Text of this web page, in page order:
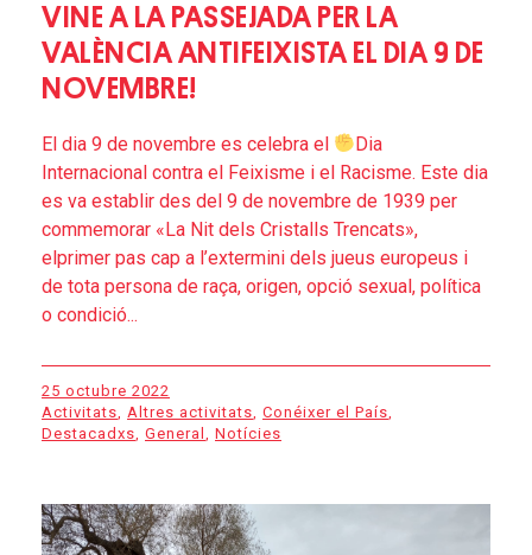
VINE A LA PASSEJADA PER LA
VALÈNCIA ANTIFEIXISTA EL DIA 9 DE
NOVEMBRE!
El dia 9 de novembre es celebra el
Dia
Internacional contra el Feixisme i el Racisme. Este dia
es va establir des del 9 de novembre de 1939 per
commemorar «La Nit dels Cristalls Trencats»,
elprimer pas cap a l’extermini dels jueus europeus i
de tota persona de raça, origen, opció sexual, política
o condició...
25 octubre 2022
Activitats
Altres activitats Conéixer el País
Destacadxs General Notícies